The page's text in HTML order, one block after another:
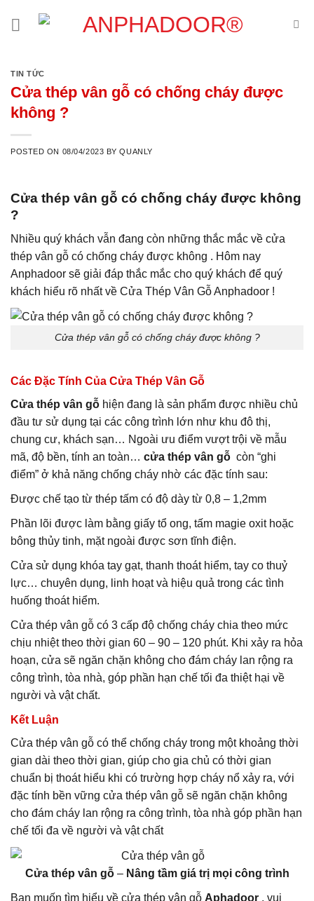
TIN TỨC
Cửa thép vân gỗ có chống cháy được
không ?
POSTED ON 08/04/2023 BYQUANLY
Cửa thép vân gỗ có chống cháy được không
?
Nhiều quý khách vẫn đang còn những thắc mắc về cửa
thép vân gỗ có chống cháy được không . Hôm nay
Anphadoor sẽ giải đáp thắc mắc cho quý khách để quý
khách hiểu rõ nhất về Cửa Thép Vân Gỗ Anphadoor !
Cửa thép vân gỗ có chống cháy được không ?
Các Đặc Tính Của Cửa Thép Vân Gỗ
Cửa thép vân gỗ hiện đang là sản phẩm được nhiều chủ
đầu tư sử dụng tại các công trình lớn như khu đô thị,
chung cư, khách sạn… Ngoài ưu điểm vượt trội về mẫu
mã, độ bền, tính an toàn… cửa thép vân gỗ còn “ghi
điểm” ở khả năng chống cháy nhờ các đặc tính sau:
Được chế tạo từ thép tấm có độ dày từ 0,8 – 1,2mm
Phần lõi được làm bằng giấy tổ ong, tấm magie oxit hoặc
bông thủy tinh, mặt ngoài được sơn tĩnh điện.
Cửa sử dụng khóa tay gạt, thanh thoát hiểm, tay co thuỷ
lực… chuyên dụng, linh hoạt và hiệu quả trong các tình
huống thoát hiểm.
Cửa thép vân gỗ có 3 cấp độ chống cháy chia theo mức
chịu nhiệt theo thời gian 60 – 90 – 120 phút. Khi xảy ra hỏa
hoạn, cửa sẽ ngăn chặn không cho đám cháy lan rộng ra
công trình, tòa nhà, góp phần hạn chế tối đa thiệt hại về
người và vật chất.
Kết Luận
Cửa thép vân gỗ có thể chống cháy trong một khoảng thời
gian dài theo thời gian, giúp cho gia chủ có thời gian
chuẩn bị thoát hiểu khi có trường hợp cháy nổ xảy ra, với
đặc tính bền vững cửa thép vân gỗ sẽ ngăn chặn không
cho đám cháy lan rộng ra công trình, tòa nhà góp phần hạn
chế tối đa về người và vật chất
Cửa thép vân gỗ– Nâng tầm giá trị mọi công trình
Bạn muốn tìm hiểu về cửa thép vân gỗ Aphadoor , vui